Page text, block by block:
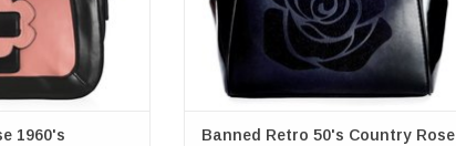
1960's
Banned Retro 50's Country Rose